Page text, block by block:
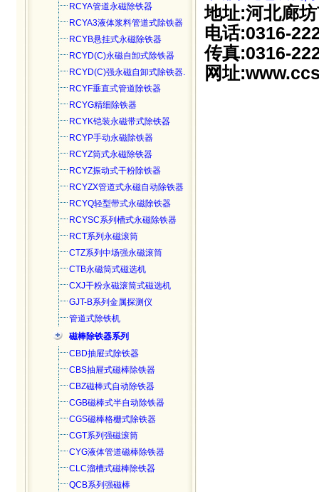
RCYA管道永磁除铁器
RCYA3液体浆料管道式除铁器
RCYB悬挂式永磁除铁器
RCYD(C)永磁自卸式除铁器
RCYD(C)强永磁自卸式除铁器.
RCYF垂直式管道除铁器
RCYG精细除铁器
RCYK铠装永磁带式除铁器
RCYP手动永磁除铁器
RCYZ筒式永磁除铁器
RCYZ振动式干粉除铁器
RCYZX管道式永磁自动除铁器
RCYQ轻型带式永磁除铁器
RCYSC系列槽式永磁除铁器
RCT系列永磁滚筒
CTZ系列中场强永磁滚筒
CTB永磁筒式磁选机
CXJ干粉永磁滚筒式磁选机
GJT-B系列金属探测仪
管道式除铁机
磁棒除铁器系列
CBD抽屉式除铁器
CBS抽屉式磁棒除铁器
CBZ磁棒式自动除铁器
CGB磁棒式半自动除铁器
CGS磁棒格栅式除铁器
CGT系列强磁滚筒
CYG液体管道磁棒除铁器
CLC溜槽式磁棒除铁器
QCB系列强磁棒
地址:河北廊
电话:0316-
传真:0316-
网址